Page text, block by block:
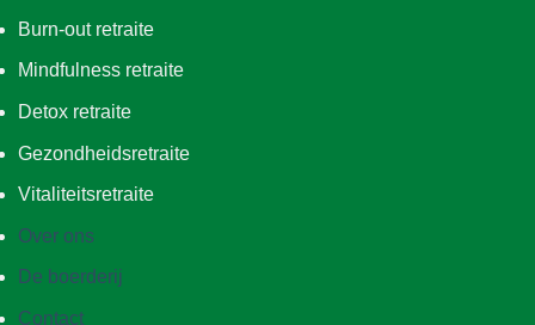
Burn-out retraite
Mindfulness retraite
Detox retraite
Gezondheidsretraite
Vitaliteitsretraite
Over ons
De boerderij
Contact